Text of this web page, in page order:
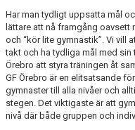
Har man tydligt uppsatta mål
lättare att nå framgång oavsett
och “kör lite gymnastik”. Vi vill
takt och ha tydliga mål med sin
Örebro att styra träningen åt
GF Örebro är en elitsatsande
gymnaster till alla nivåer och
stegen. Det viktigaste är att
nivå där både gruppen och